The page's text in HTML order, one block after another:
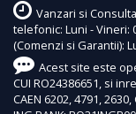
Vanzari si
telefonic: Luni - Vineri:
(Comenzi si Garantii):
Acest site este
CUI RO24386651, si
CAEN 6202, 4791,